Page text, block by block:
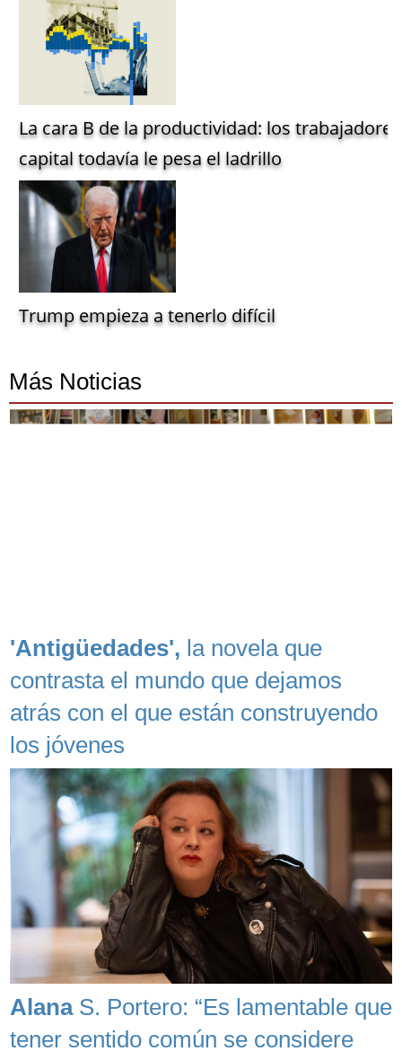
La cara B de la productividad: los
capital todavía le pesa el ladrillo
Trump empieza a tenerlo difícil
Más Noticias
'Antigüedades', la novela que
contrasta el mundo que dejamos
atrás con el que están construyendo
los jóvenes
AlanaS. Portero: “Es lamentable que
tener sentido común se considere